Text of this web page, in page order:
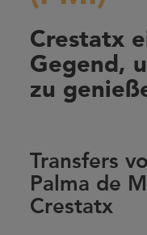
Crestatx
Gegend,
zu
Transfers
Palma de
Crestatx